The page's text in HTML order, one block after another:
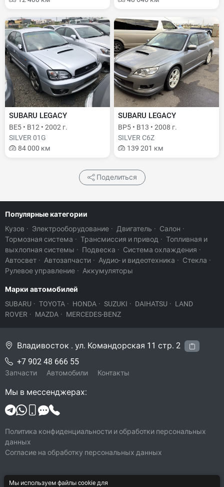
SUBARU LEGACY
BE5 • B12 • 2002 г.
SILVER 01G
84 000 км
SUBARU LEGACY
BP5 • B13 • 2008 г.
SILVER C6Z
139 201 км
Поделиться
Популярные категории
Кузов · Электрооборудование · Двигатель · Салон ·
Тормозная система · Трансмиссия и привод · Топливная и
выхлопная системы · Подвеска · Система охлаждения ·
Автосвет · Автозапчасти · Аудио- и видеотехника · Стекла ·
Рулевое управление · Аккумуляторы
Марки автомобилей
SUBARU · TOYOTA · HONDA · SUZUKI · DAIHATSU · LAND
ROVER · MAZDA · MERCEDES-BENZ
© 2026 Legacy-VL
Владивосток . ул. Командорская 11 стр. 2
+7 902 48 666 55
Запчасти Автомобили Контакты
Мы в мессенджерах:
Политика конфиденциальности и обработки персональных
данных
Согласие на обработку персональных данных
Мы используем файлы cookie для